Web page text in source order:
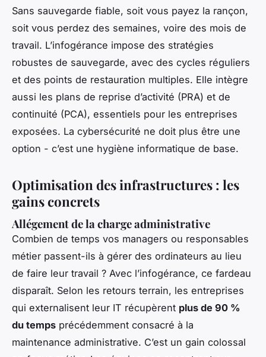
Sans sauvegarde fiable, soit vous payez la rançon,
soit vous perdez des semaines, voire des mois de
travail. L’infogérance impose des stratégies
robustes de sauvegarde, avec des cycles réguliers
et des points de restauration multiples. Elle intègre
aussi les plans de reprise d’activité (PRA) et de
continuité (PCA), essentiels pour les entreprises
exposées. La cybersécurité ne doit plus être une
option - c’est une hygiène informatique de base.
Optimisation des infrastructures : les
gains concrets
Allégement de la charge administrative
Combien de temps vos managers ou responsables
métier passent-ils à gérer des ordinateurs au lieu
de faire leur travail ? Avec l’infogérance, ce fardeau
disparaît. Selon les retours terrain, les entreprises
qui externalisent leur IT récupèrent plus de 90 %
du temps précédemment consacré à la
maintenance administrative. C’est un gain colossal